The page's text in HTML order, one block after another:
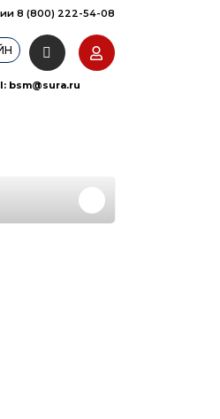
8 (800) 222-54-08
bsm@sura.ru